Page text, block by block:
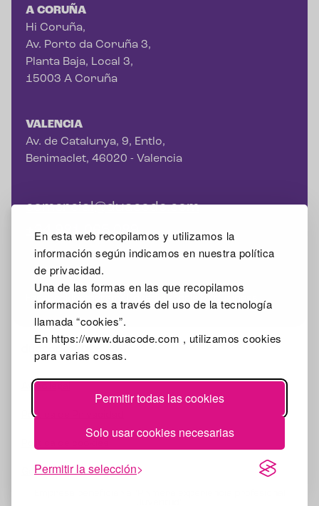
En esta web recopilamos y utilizamos la
información según indicamos en nuestra política
de privacidad.
Una de las formas en las que recopilamos
información es a través del uso de la tecnología
llamada “cookies”.
En https://www.duacode.com , utilizamos cookies
para varias cosas.
Permitir todas las cookies
Solo usar cookies necesarias
Permitir la selección
A CORUÑA
Hi Coruña,
Av. Porto da Coruña 3,
Planta Baja, Local 3,
15003 A Coruña
VALENCIA
Av. de Catalunya, 9, Entlo,
Benimaclet, 46020 - Valencia
comercial@duacode.com
+34 981 065 089
Facebook Instagram Linkedin Google Mybusiness
2026
Aviso legal
Política de Privacidad
Gestionar cookies